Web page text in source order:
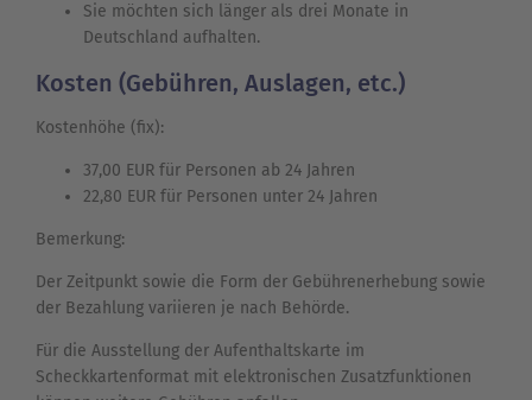
Sie möchten sich länger als drei Monate in
Deutschland aufhalten.
Kosten (Gebühren, Auslagen, etc.)
Kostenhöhe (fix):
37,00 EUR für Personen ab 24 Jahren
22,80 EUR für Personen unter 24 Jahren
Bemerkung:
Der Zeitpunkt sowie die Form der Gebührenerhebung sowie
der Bezahlung variieren je nach Behörde.
Für die Ausstellung der Aufenthaltskarte im
Scheckkartenformat mit elektronischen Zusatzfunktionen